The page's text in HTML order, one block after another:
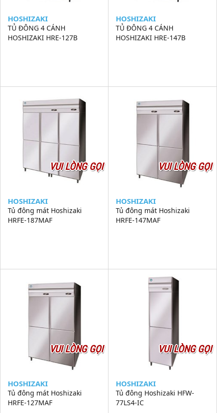
HOSHIZAKI
TỦ ĐÔNG 4 CÁNH
HOSHIZAKI HRE-127B
HOSHIZAKI
TỦ ĐÔNG 4 CÁNH
HOSHIZAKI HRE-147B
VUI LÒNG GỌI
HOSHIZAKI
Tủ đông mát Hoshizaki
HRFE-187MAF
VUI LÒNG GỌI
HOSHIZAKI
Tủ đông mát Hoshizaki
HRFE-147MAF
VUI LÒNG GỌI
HOSHIZAKI
Tủ đông mát Hoshizaki
HRFE-127MAF
VUI LÒNG GỌI
HOSHIZAKI
Tủ đông Hoshizaki HFW-
77LS4-IC